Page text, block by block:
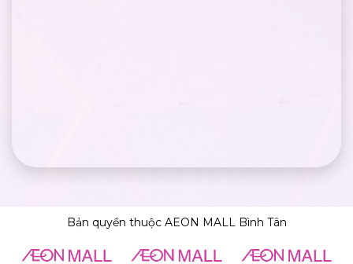
Bản quyền thuộc AEON MALL Bình Tân